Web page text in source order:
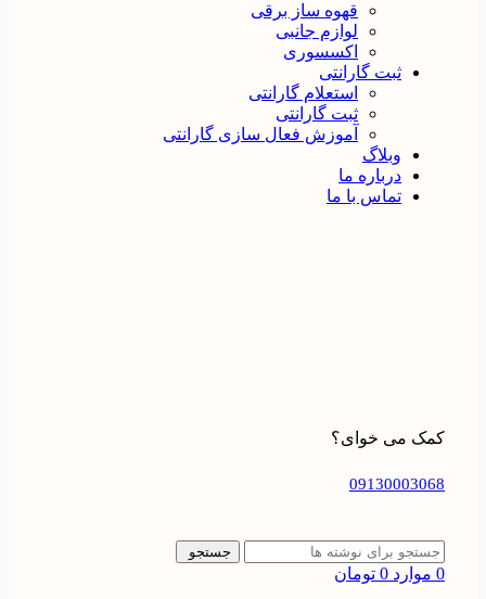
قهوه ساز برقی
لوازم جانبی
اکسسوری
ثبت گارانتی
استعلام گارانتی
ثبت گارانتی
آموزش فعال سازی گارانتی
وبلاگ
درباره ما
تماس با ما
کمک می خوای؟
09130003068
جستجو
0 موارد 0 تومان